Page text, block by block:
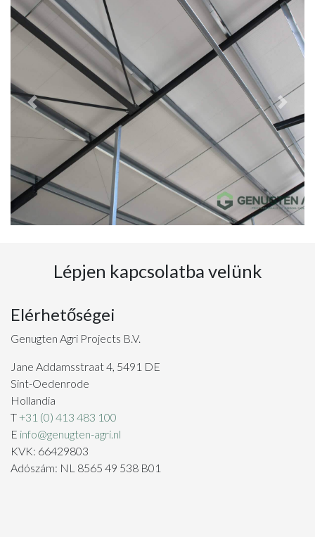
Previous Next
Lépjen kapcsolatba velünk
Elérhetőségei
Genugten Agri Projects B.V.
Jane Addamsstraat 4, 5491 DE
Sint-Oedenrode
Hollandia
T+31 (0) 413 483 100
E info@genugten-agri.nl
KVK: 66429803
Adószám: NL 8565 49 538 B01